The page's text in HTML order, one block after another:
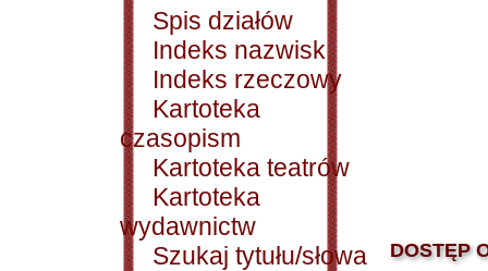
Spis działów
Indeks nazwisk
Indeks rzeczowy
Kartoteka
czasopism
Kartoteka teatrów
Kartoteka
wydawnictw
Szukaj tytułu/słowa
DOSTĘP